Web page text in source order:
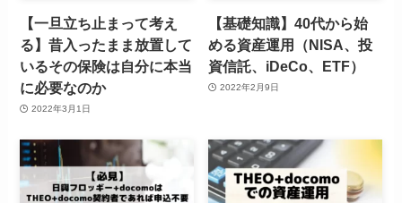
【一旦立ち止まって考え
る】昔入ったまま放置して
いるその保険は自分に本当
に必要なのか
2022年3月1日
【基礎知識】40代から始
める資産運用（NISA、投
資信託、iDeCo、ETF）
2022年2月9日